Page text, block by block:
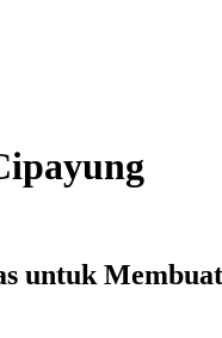
untuk